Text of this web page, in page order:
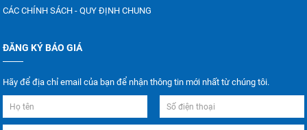
CÁC CHÍNH SÁCH - QUY ĐỊNH CHUNG
ĐĂNG KÝ BÁO GIÁ
Hãy để địa chỉ email của bạn để nhận thông tin mới nhất từ chúng tôi.